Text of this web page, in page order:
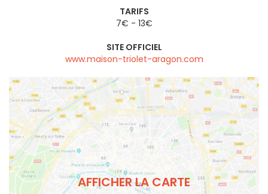
TARIFS
7€ - 13€
SITE OFFICIEL
www.maison-triolet-aragon.com
AFFICHER LA CARTE